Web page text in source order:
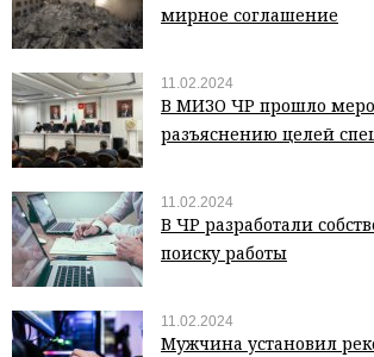
мирное соглашение
11.02.2024
В МИЗО ЧР прошло
разъяснению целей
11.02.2024
В ЧР разработали
поиску работы
11.02.2024
Мужчина установил